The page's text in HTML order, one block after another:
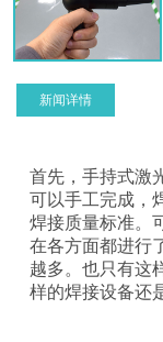
新闻详情
首先，手持式激
可以手工完成，
焊接质量标准。
在各方面都进行
越多。也只有这
样的焊接设备还